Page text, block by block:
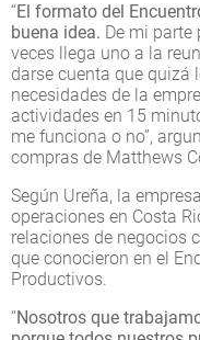
“El formato del
buena idea. De mi parte
veces llega uno a la
darse cuenta que quizá
necesidades de la
actividades en 15
me funciona o no”,
compras de Matthews
Según Ureña, la
operaciones en Costa
relaciones de negocios
que conocieron en el
Productivos.
“Nosotros que